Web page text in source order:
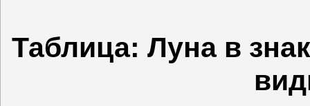
Таблица: Луна в